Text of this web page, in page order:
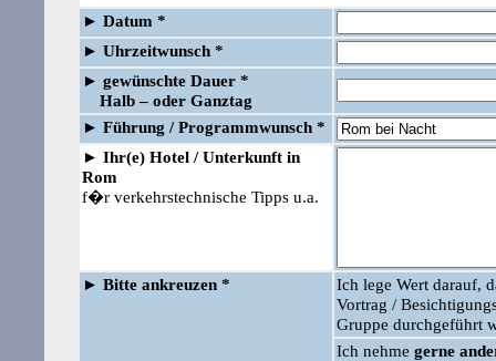
► Datum *
► Uhrzeitwunsch *
► gewünschte Dauer *
Halb – oder Ganztag
► Führung /Programmwunsch *
► Ihr(e) Hotel / Unterkunft in
Rom
f�r verkehrstechnische Tipps u.a.
► Bitte ankreuzen *
Ich lege Wert darauf,
Vortrag /
Gruppe durchgeführt
Ich nehme gerne